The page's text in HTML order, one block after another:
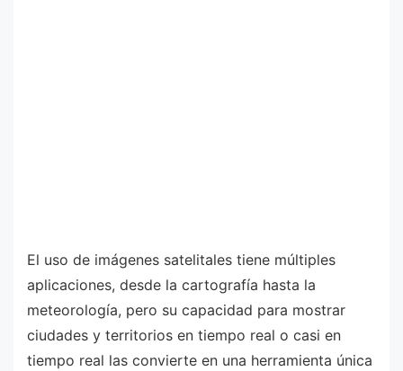
El uso de imágenes satelitales tiene múltiples
aplicaciones, desde la cartografía hasta la
meteorología, pero su capacidad para mostrar
ciudades y territorios en tiempo real o casi en
tiempo real las convierte en una herramienta única